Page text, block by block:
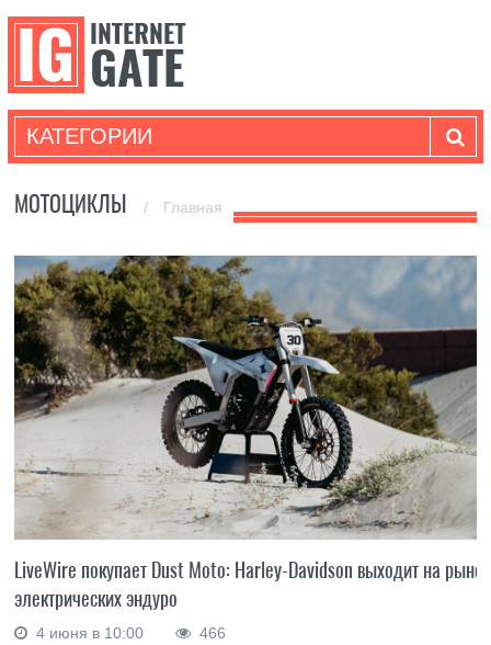
КАТЕГОРИИ
МОТОЦИКЛЫ / Главная
LiveWire покупает Dust Moto: Harley-Davidson выходит на рынок
электрических эндуро
4 июня в 10:00 466